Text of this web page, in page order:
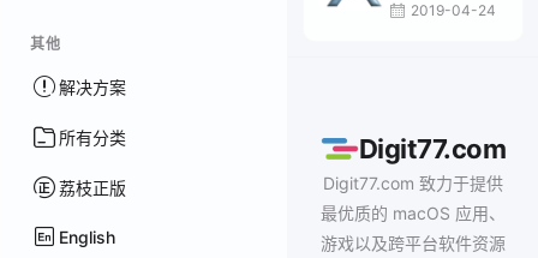
其他
解决方案
所有分类
荔枝正版
English
2019-04-24
Digit77.com
Digit77.com 致力于提供
最优质的 macOS 应用、
游戏以及跨平台软件资源